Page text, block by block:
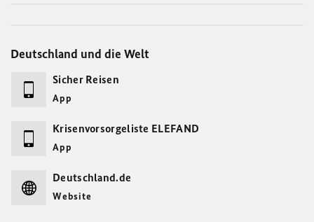
Deutschland und die Welt
Sicher Reisen
App
Krisenvorsorgeliste ELEFAND
App
Deutschland.de
Website